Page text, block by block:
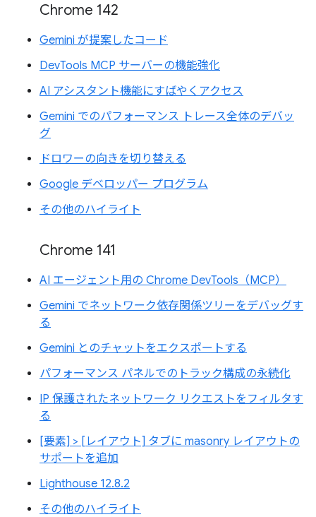
Chrome 142
Gemini が提案したコード
DevTools MCP サーバーの機能強化
AI アシスタント機能にすばやくアクセス
Gemini でのパフォーマンス トレース全体のデバッ
グ
ドロワーの向きを切り替える
Google デベロッパー プログラム
その他のハイライト
Chrome 141
AI エージェント用の Chrome DevTools（MCP）
Gemini でネットワーク依存関係ツリーをデバッグす
る
Gemini とのチャットをエクスポートする
パフォーマンス パネルでのトラック構成の永続化
IP 保護されたネットワーク リクエストをフィルタす
る
[要素] > [レイアウト] タブに masonry レイアウトの
サポートを追加
Lighthouse 12.8.2
その他のハイライト